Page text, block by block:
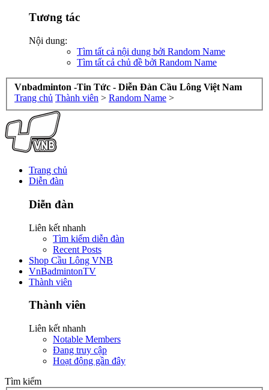
Tương tác
Nội dung:
Tìm tất cả nội dung bởi Random Name
Tìm tất cả chủ đề bởi Random Name
Vnbadminton -Tin Tức - Diễn Đàn Cầu Lông Việt Nam
Trang chủ Thành viên > Random Name >
Trang chủ
Diễn đàn
Diễn đàn
Liên kết nhanh
Tìm kiếm diễn đàn
Recent Posts
Shop Cầu Lông VNB
VnBadmintonTV
Thành viên
Thành viên
Liên kết nhanh
Notable Members
Đang truy cập
Hoạt động gần đây
Tìm kiếm